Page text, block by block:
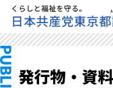
発行物・資料